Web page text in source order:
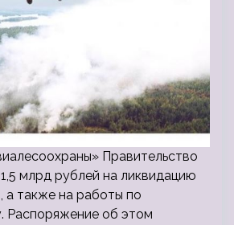
Правительство
млрд рублей на ликвидацию
а также на работы по
Распоряжение об этом